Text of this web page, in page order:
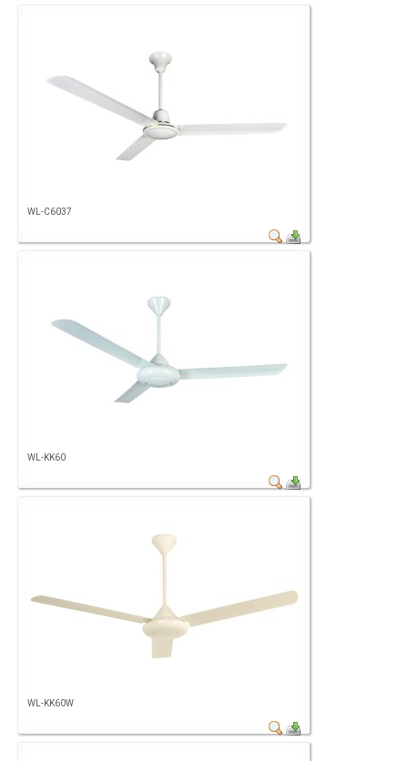
WL-C6037
WL-KK60
WL-KK60W